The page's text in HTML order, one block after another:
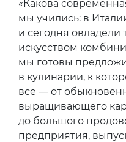
«Какова
мы учились: в
и сегодня овладели
искусством
мы готовы
в кулинарии, к
все — от
выращивающего
до большого
предприятия,